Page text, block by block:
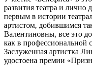
развития театра и лично
первым в истории
артистом, добившимся
Валентиновны, все это
как в профессиональной
Заслуженная артистка
удостоена премии